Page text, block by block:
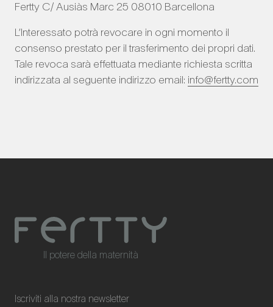
Fertty C/ Ausiàs Marc 25 08010 Barcellona
L’Interessato potrà revocare in ogni momento il
consenso prestato per il trasferimento dei propri dati.
Tale revoca sarà effettuata mediante richiesta scritta
indirizzata al seguente indirizzo email: info@fertty.com
Il potere della maternità
Iscriviti alla nostra newsletter